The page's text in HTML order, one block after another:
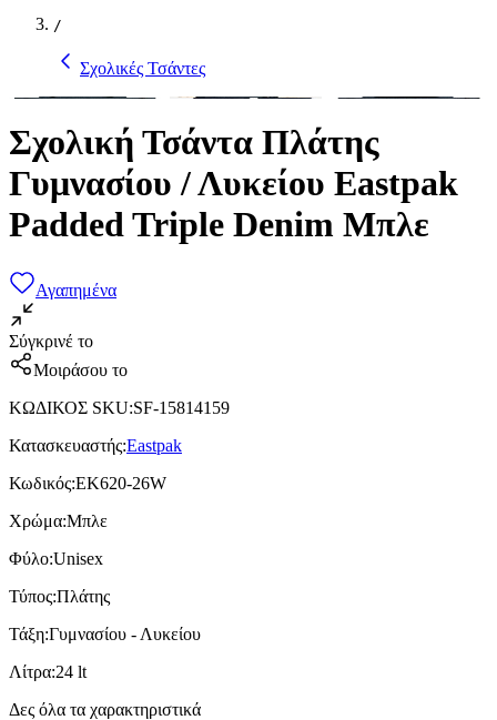
/
Σχολικές Τσάντες
Σχολική Τσάντα Πλάτης
Γυμνασίου / Λυκείου Eastpak
Padded Triple Denim Μπλε
Αγαπημένα
Σύγκρινέ το
Μοιράσου το
ΚΩΔΙΚΟΣ SKU:SF-15814159
Κατασκευαστής:Eastpak
Κωδικός:EK620-26W
Χρώμα:Μπλε
Φύλο:Unisex
Τύπος:Πλάτης
Τάξη:Γυμνασίου - Λυκείου
Λίτρα:24 lt
Δες όλα τα χαρακτηριστικά